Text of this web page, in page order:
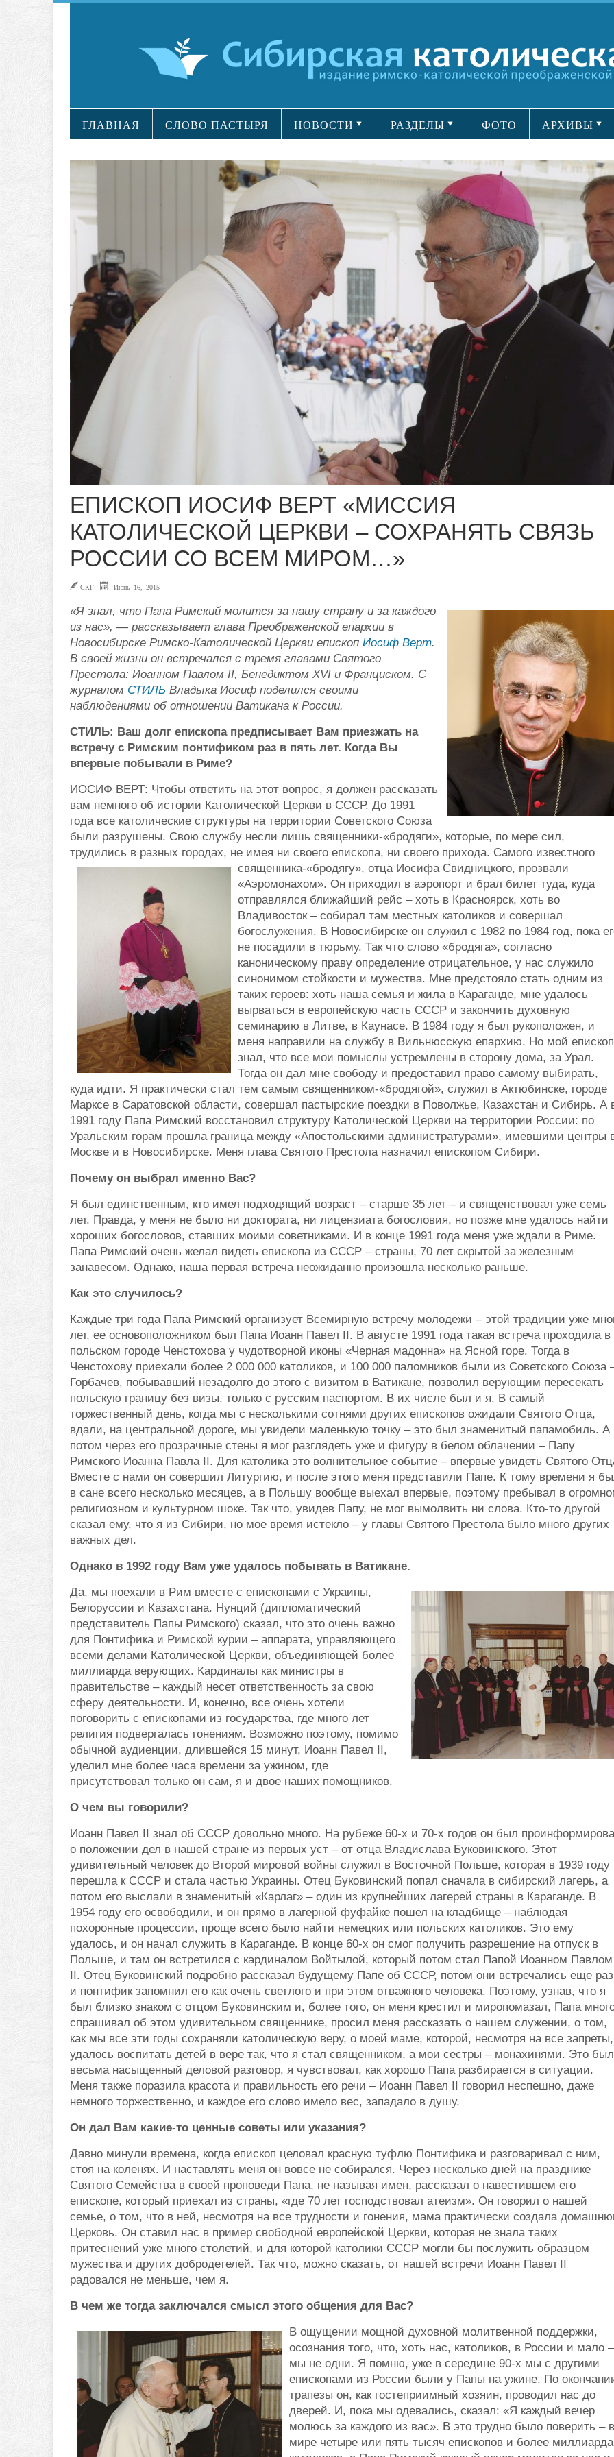
ГЛАВНАЯ СЛОВО ПАСТЫРЯ НОВОСТИ РАЗДЕЛЫ ФОТО АРХИВЫ
ЕПИСКОП ИОСИФ ВЕРТ «МИССИЯ
КАТОЛИЧЕСКОЙ ЦЕРКВИ – СОХРАНЯТЬ СВЯЗЬ
РОССИИ СО ВСЕМ МИРОМ…»
СКГ Июнь 16, 2015
«Я знал, что Папа Римский молится за нашу страну и за каждого
из нас», — рассказывает глава Преображенской епархии в
Новосибирске Римско-Католической Церкви епископ Иосиф Верт.
В своей жизни он встречался с тремя главами Святого
Престола: Иоанном Павлом II, Бенедиктом XVI и Франциском. С
журналом СТИЛЬ Владыка Иосиф поделился своими
наблюдениями об отношении Ватикана к России.
СТИЛЬ: Ваш долг епископа предписывает Вам приезжать на
встречу с Римским понтификом раз в пять лет. Когда Вы
впервые побывали в Риме?
ИОСИФ ВЕРТ: Чтобы ответить на этот вопрос, я должен рассказать
вам немного об истории Католической Церкви в СССР. До 1991
года все католические структуры на территории Советского Союза
были разрушены. Свою службу несли лишь священники-«бродяги», которые, по мере сил,
трудились в разных городах, не имея ни своего епископа, ни своего прихода. Самого известного
священника-«бродягу», отца Иосифа Свидницкого, прозвали
«Аэромонахом». Он приходил в аэропорт и брал билет туда, куда
отправлялся ближайший рейс – хоть в Красноярск, хоть во
Владивосток – собирал там местных католиков и совершал
богослужения. В Новосибирске он служил с 1982 по 1984 год, пока
не посадили в тюрьму. Так что слово «бродяга», согласно
каноническому праву определение отрицательное, у нас служило
синонимом стойкости и мужества. Мне предстояло стать одним из
таких героев: хоть наша семья и жила в Караганде, мне удалось
вырваться в европейскую часть СССР и закончить духовную
семинарию в Литве, в Каунасе. В 1984 году я был рукоположен, и
меня направили на службу в Вильнюсскую епархию. Но мой епископ
знал, что все мои помыслы устремлены в сторону дома, за Урал.
Тогда он дал мне свободу и предоставил право самому выбирать,
куда идти. Я практически стал тем самым священником-«бродягой», служил в Актюбинске, городе
Марксе в Саратовской области, совершал пастырские поездки в Поволжье, Казахстан и Сибирь. А
1991 году Папа Римский восстановил структуру Католической Церкви на территории России: по
Уральским горам прошла граница между «Апостольскими администратурами», имевшими центры
Москве и в Новосибирске. Меня глава Святого Престола назначил епископом Сибири.
Почему он выбрал именно Вас?
Я был единственным, кто имел подходящий возраст – старше 35 лет – и священствовал уже семь
лет. Правда, у меня не было ни доктората, ни лицензиата богословия, но позже мне удалось найти
хороших богословов, ставших моими советниками. И в конце 1991 года меня уже ждали в Риме.
Папа Римский очень желал видеть епископа из СССР – страны, 70 лет скрытой за железным
занавесом. Однако, наша первая встреча неожиданно произошла несколько раньше.
Как это случилось?
Каждые три года Папа Римский организует Всемирную встречу молодежи – этой традиции уже
лет, ее основоположником был Папа Иоанн Павел II. В августе 1991 года такая встреча проходила в
польском городе Ченстохова у чудотворной иконы «Черная мадонна» на Ясной горе. Тогда в
Ченстохову приехали более 2 000 000 католиков, и 100 000 паломников были из Советского Союза
Горбачев, побывавший незадолго до этого с визитом в Ватикане, позволил верующим пересекать
польскую границу без визы, только с русским паспортом. В их числе был и я. В самый
торжественный день, когда мы с несколькими сотнями других епископов ожидали Святого Отца,
вдали, на центральной дороге, мы увидели маленькую точку – это был знаменитый папамобиль. А
потом через его прозрачные стены я мог разглядеть уже и фигуру в белом облачении – Папу
Римского Иоанна Павла II. Для католика это волнительное событие – впервые увидеть Святого
Вместе с нами он совершил Литургию, и после этого меня представили Папе. К тому времени я
в сане всего несколько месяцев, а в Польшу вообще выехал впервые, поэтому пребывал в
религиозном и культурном шоке. Так что, увидев Папу, не мог вымолвить ни слова. Кто-то другой
сказал ему, что я из Сибири, но мое время истекло – у главы Святого Престола было много других
важных дел.
Однако в 1992 году Вам уже удалось побывать в Ватикане.
Да, мы поехали в Рим вместе с епископами с Украины,
Белоруссии и Казахстана. Нунций (дипломатический
представитель Папы Римского) сказал, что это очень важно
для Понтифика и Римской курии – аппарата, управляющего
всеми делами Католической Церкви, объединяющей более
миллиарда верующих. Кардиналы как министры в
правительстве – каждый несет ответственность за свою
сферу деятельности. И, конечно, все очень хотели
поговорить с епископами из государства, где много лет
религия подвергалась гонениям. Возможно поэтому, помимо
обычной аудиенции, длившейся 15 минут, Иоанн Павел II,
уделил мне более часа времени за ужином, где
присутствовал только он сам, я и двое наших помощников.
О чем вы говорили?
Иоанн Павел II знал об СССР довольно много. На рубеже 60-х и 70-х годов он был
о положении дел в нашей стране из первых уст – от отца Владислава Буковинского. Этот
удивительный человек до Второй мировой войны служил в Восточной Польше, которая в 1939 году
перешла к СССР и стала частью Украины. Отец Буковинский попал сначала в сибирский лагерь, а
потом его выслали в знаменитый «Карлаг» – один из крупнейших лагерей страны в Караганде. В
1954 году его освободили, и он прямо в лагерной фуфайке пошел на кладбище – наблюдая
похоронные процессии, проще всего было найти немецких или польских католиков. Это ему
удалось, и он начал служить в Караганде. В конце 60-х он смог получить разрешение на отпуск в
Польше, и там он встретился с кардиналом Войтылой, который потом стал Папой Иоанном Павлом
II. Отец Буковинский подробно рассказал будущему Папе об СССР, потом они встречались еще
и понтифик запомнил его как очень светлого и при этом отважного человека. Поэтому, узнав, что я
был близко знаком с отцом Буковинским и, более того, он меня крестил и миропомазал, Папа
спрашивал об этом удивительном священнике, просил меня рассказать о нашем служении, о том,
как мы все эти годы сохраняли католическую веру, о моей маме, которой, несмотря на все запреты,
удалось воспитать детей в вере так, что я стал священником, а мои сестры – монахинями. Это был
весьма насыщенный деловой разговор, я чувствовал, как хорошо Папа разбирается в ситуации.
Меня также поразила красота и правильность его речи – Иоанн Павел II говорил неспешно, даже
немного торжественно, и каждое его слово имело вес, западало в душу.
Он дал Вам какие-то ценные советы или указания?
Давно минули времена, когда епископ целовал красную туфлю Понтифика и разговаривал с ним,
стоя на коленях. И наставлять меня он вовсе не собирался. Через несколько дней на празднике
Святого Семейства в своей проповеди Папа, не называя имен, рассказал о навестившем его
епископе, который приехал из страны, «где 70 лет господствовал атеизм». Он говорил о нашей
семье, о том, что в ней, несмотря на все трудности и гонения, мама практически создала
Церковь. Он ставил нас в пример свободной европейской Церкви, которая не знала таких
притеснений уже много столетий, и для которой католики СССР могли бы послужить образцом
мужества и других добродетелей. Так что, можно сказать, от нашей встречи Иоанн Павел II
радовался не меньше, чем я.
В чем же тогда заключался смысл этого общения для Вас?
В ощущении мощной духовной молитвенной поддержки,
осознания того, что, хоть нас, католиков, в России и мало –
мы не одни. Я помню, уже в середине 90-х мы с другими
епископами из России были у Папы на ужине. По
трапезы он, как гостеприимный хозяин, проводил нас до
дверей. И, пока мы одевались, сказал: «Я каждый вечер
молюсь за каждого из вас». В это трудно было поверить – в
мире четыре или пять тысяч епископов и более миллиарда